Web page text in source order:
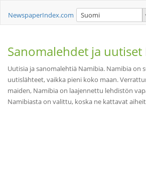
NewspaperIndex.com Suomi
Sanomalehdet ja uutiset
Uutisia ja sanomalehtiä Namibia. Namibia on
uutislähteet, vaikka pieni koko maan.
maiden, Namibia on laajennettu lehdistön
Namibiasta on valittu, koska ne kattavat